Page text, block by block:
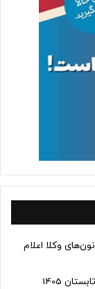
و رسمی برگزاری آزمون وکالت 1405 کانون‌های وکلا اعلام
1405